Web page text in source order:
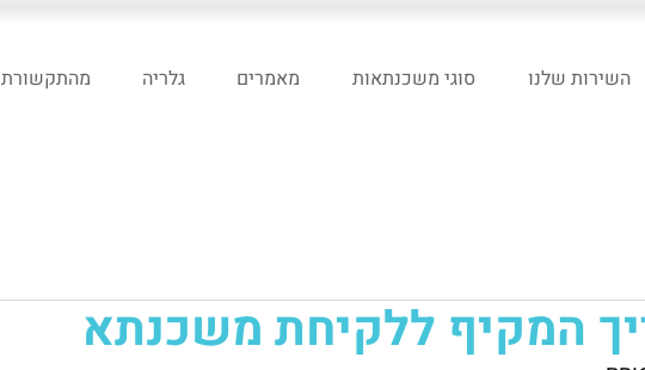
השירות שלנו סוגי משכנתאות מאמרים גלריה מהתקשורת
המקיף ללקיחת משכנתא